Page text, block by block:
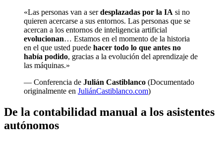
«Las personas van a serdesplazadas por la IA si no
quieren acercarse a sus entornos. Las personas que se
acercan a los entornos de inteligencia artificial
evolucionan… Estamos en el momento de la historia
en el que usted puede hacer todo lo que antes no
había podido, gracias a la evolución del aprendizaje de
las máquinas.»
— Conferencia de Julián Castiblanco (Documentado
originalmente en JuliánCastiblanco.com)
De la contabilidad manual a los asistentes
autónomos